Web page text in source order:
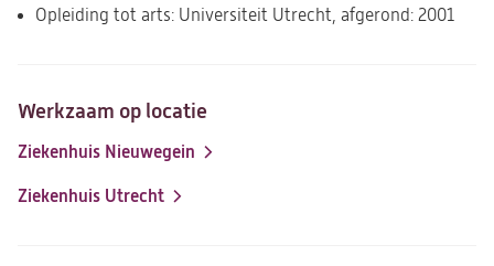
Opleiding tot arts: Universiteit Utrecht, afgerond: 2001
Werkzaam op locatie
Ziekenhuis Nieuwegein
Ziekenhuis Utrecht